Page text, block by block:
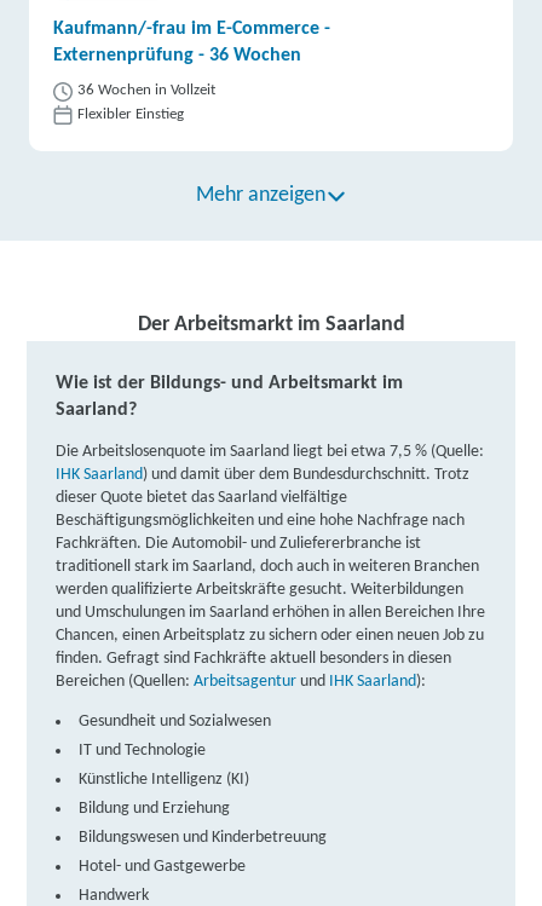
Kaufmann/-frau im E-Commerce -
Externenprüfung - 36 Wochen
36 Wochen in Vollzeit
Flexibler Einstieg
Mehr anzeigen
Der Arbeitsmarkt im Saarland
Wie ist der Bildungs- und Arbeitsmarkt im
Saarland?
Die Arbeitslosenquote im Saarland liegt bei etwa 7,5 % (Quelle:
IHK Saarland) und damit über dem Bundesdurchschnitt.Trotz
dieser Quote bietet das Saarland vielfältige
Beschäftigungsmöglichkeiten und eine hohe Nachfrage nach
Fachkräften. Die Automobil- und Zuliefererbranche ist
traditionell stark im Saarland, doch auch in weiteren Branchen
werden qualifizierte Arbeitskräfte gesucht. Weiterbildungen
und Umschulungen im Saarland erhöhen in allen Bereichen Ihre
Chancen, einen Arbeitsplatz zu sichern oder einen neuen Job zu
finden. Gefragt sind Fachkräfte aktuell besonders in diesen
Bereichen (Quellen:Arbeitsagentur und IHK Saarland):
Gesundheit und Sozialwesen
IT und Technologie
Künstliche Intelligenz (KI)
Bildung und Erziehung
Bildungswesen und Kinderbetreuung
Hotel- und Gastgewerbe
Handwerk